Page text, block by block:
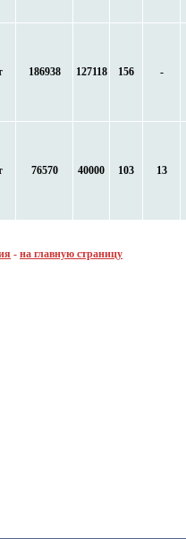
186938 127118 156 -
76570 40000 103 13
- на главную страницу